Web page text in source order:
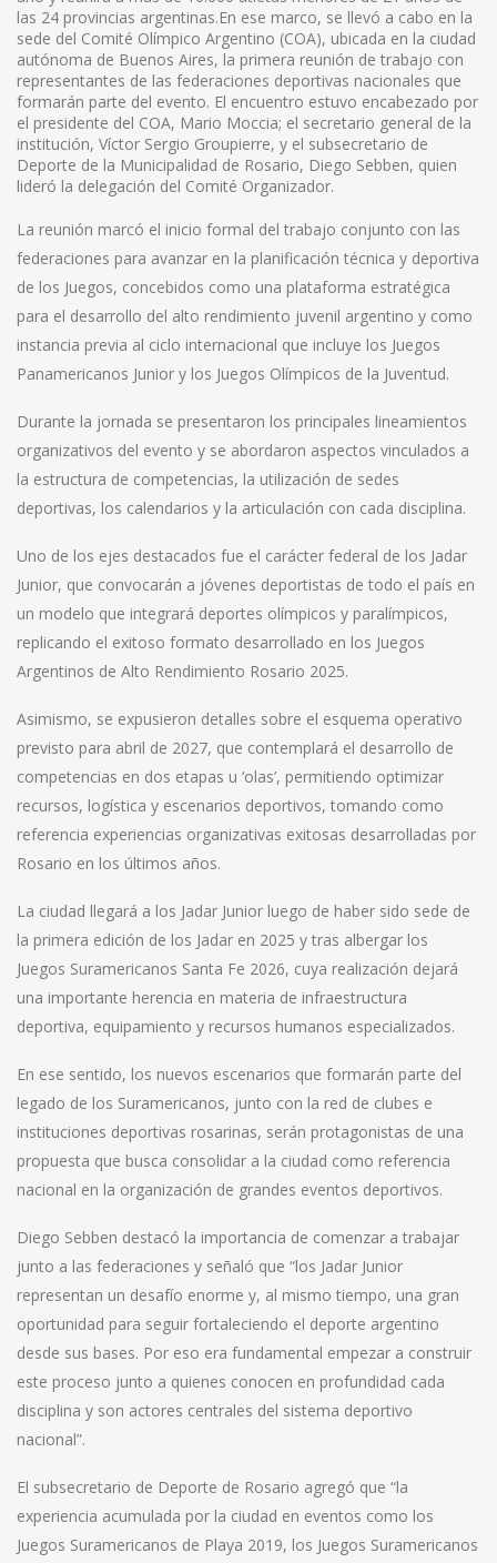
las 24 provincias argentinas.En ese marco, se llevó a cabo en la
sede del Comité Olímpico Argentino (COA), ubicada en la ciudad
autónoma de Buenos Aires, la primera reunión de trabajo con
representantes de las federaciones deportivas nacionales que
formarán parte del evento. El encuentro estuvo encabezado por
el presidente del COA, Mario Moccia; el secretario general de la
institución, Víctor Sergio Groupierre, y el subsecretario de
Deporte de la Municipalidad de Rosario, Diego Sebben, quien
lideró la delegación del Comité Organizador.
La reunión marcó el inicio formal del trabajo conjunto con las
federaciones para avanzar en la planificación técnica y deportiva
de los Juegos, concebidos como una plataforma estratégica
para el desarrollo del alto rendimiento juvenil argentino y como
instancia previa al ciclo internacional que incluye los Juegos
Panamericanos Junior y los Juegos Olímpicos de la Juventud.
Durante la jornada se presentaron los principales lineamientos
organizativos del evento y se abordaron aspectos vinculados a
la estructura de competencias, la utilización de sedes
deportivas, los calendarios y la articulación con cada disciplina.
Uno de los ejes destacados fue el carácter federal de los Jadar
Junior, que convocarán a jóvenes deportistas de todo el país en
un modelo que integrará deportes olímpicos y paralímpicos,
replicando el exitoso formato desarrollado en los Juegos
Argentinos de Alto Rendimiento Rosario 2025.
Asimismo, se expusieron detalles sobre el esquema operativo
previsto para abril de 2027, que contemplará el desarrollo de
competencias en dos etapas u ‘olas’, permitiendo optimizar
recursos, logística y escenarios deportivos, tomando como
referencia experiencias organizativas exitosas desarrolladas por
Rosario en los últimos años.
La ciudad llegará a los Jadar Junior luego de haber sido sede de
la primera edición de los Jadar en 2025 y tras albergar los
Juegos Suramericanos Santa Fe 2026, cuya realización dejará
una importante herencia en materia de infraestructura
deportiva, equipamiento y recursos humanos especializados.
En ese sentido, los nuevos escenarios que formarán parte del
legado de los Suramericanos, junto con la red de clubes e
instituciones deportivas rosarinas, serán protagonistas de una
propuesta que busca consolidar a la ciudad como referencia
nacional en la organización de grandes eventos deportivos.
Diego Sebben destacó la importancia de comenzar a trabajar
junto a las federaciones y señaló que “los Jadar Junior
representan un desafío enorme y, al mismo tiempo, una gran
oportunidad para seguir fortaleciendo el deporte argentino
desde sus bases. Por eso era fundamental empezar a construir
este proceso junto a quienes conocen en profundidad cada
disciplina y son actores centrales del sistema deportivo
nacional”.
El subsecretario de Deporte de Rosario agregó que “la
experiencia acumulada por la ciudad en eventos como los
Juegos Suramericanos de Playa 2019, los Juegos Suramericanos